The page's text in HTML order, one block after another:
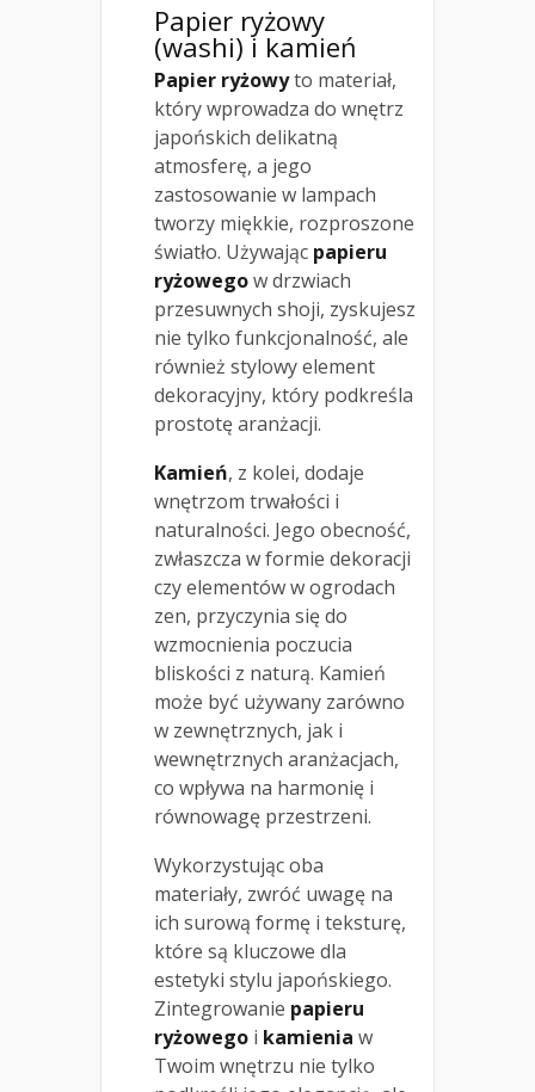
Papier ryżowy
(washi) i kamień
Papier ryżowyto materiał,
który wprowadza do wnętrz
japońskich delikatną
atmosferę, a jego
zastosowanie w lampach
tworzy miękkie, rozproszone
światło. Używając papieru
ryżowegow drzwiach
przesuwnych shoji, zyskujesz
nie tylko funkcjonalność, ale
również stylowy element
dekoracyjny, który podkreśla
prostotę aranżacji.
Kamień, z kolei, dodaje
wnętrzom trwałości i
naturalności. Jego obecność,
zwłaszcza w formie dekoracji
czy elementów w ogrodach
zen, przyczynia się do
wzmocnienia poczucia
bliskości z naturą. Kamień
może być używany zarówno
w zewnętrznych, jak i
wewnętrznych aranżacjach,
co wpływa na harmonię i
równowagę przestrzeni.
Wykorzystując oba
materiały, zwróć uwagę na
ich surową formę i teksturę,
które są kluczowe dla
estetyki stylu japońskiego.
Zintegrowanie papieru
ryżowego i kamienia w
Twoim wnętrzu nie tylko